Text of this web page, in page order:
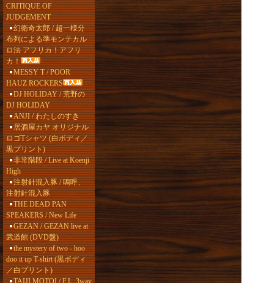
CRITIQUE OF
JUDGEMENT
幻衛奇太郎 / 超一様分
布列による準モンテカル
ロ法 アフリカ！アフリ
カ！
MESSY T / POOR
HAUZ ROCKERS
DJ HOLIDAY / 荒野の
DJ HOLIDAY
ANJI / わたしのすき
居酒屋カヤ オリジナル
ロゴTシャツ (白ボディ／
黒プリント)
非常階段 / Live at Koenji
High
注射針混入豚 / 嗚呼、
注射針混入豚
THE DEAD PAN
SPEAKERS / New Life
GEZAN / GEZAN live at
武道館 (DVD盤)
the mystery of two - hoo
doo it up T-shirt (黒ボディ
／白プリント)
TAIJI MOTOI / F.L. 3way